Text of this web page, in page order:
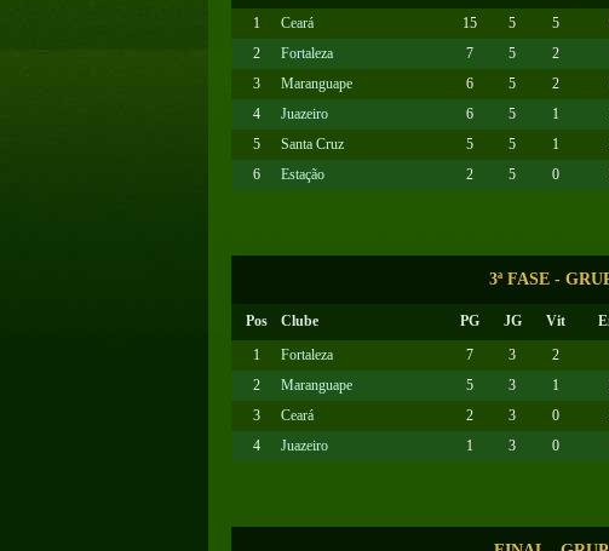
1
Ceará 15 5 5
2
Fortaleza 7 5 2
3
Maranguape 6 5 2
4
Juazeiro 6 5 1
5
Santa Cruz 5 5 1
6
Estação 2 5 0
3ª FASE -
Pos Clube PG JG Vit
1
Fortaleza 7 3 2
2
Maranguape 5 3 1
3
Ceará 2 3 0
4
Juazeiro 1 3 0